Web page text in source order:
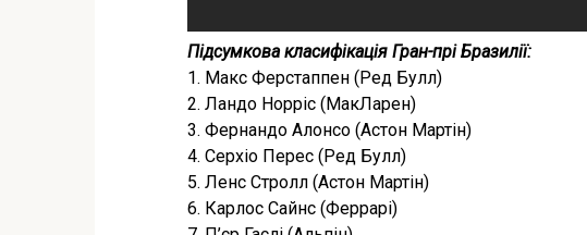
Підсумкова класифікація Гран-прі Бразилії:
1. Макс Ферстаппен (Ред Булл)
2. Ландо Норріс (МакЛарен)
3. Фернандо Алонсо (Астон Мартін)
4. Серхіо Перес (Ред Булл)
5. Ленс Стролл (Астон Мартін)
6. Карлос Сайнс (Феррарі)